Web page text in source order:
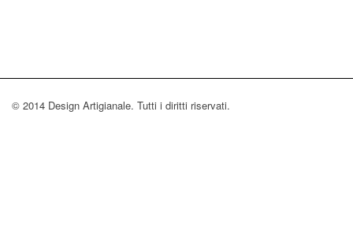
© 2014 Design Artigianale. Tutti i diritti riservati.